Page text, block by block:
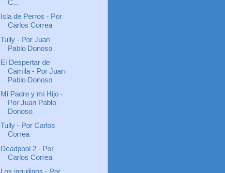
C...
Isla de Perros - Por
Carlos Correa
Tully - Por Juan
Pablo Donoso
El Despertar de
Camila - Por Juan
Pablo Donoso
Mi Padre y mi Hijo -
Por Juan Pablo
Donoso
Tully - Por Carlos
Correa
Deadpool 2 - Por
Carlos Correa
Los inquilinos - Por